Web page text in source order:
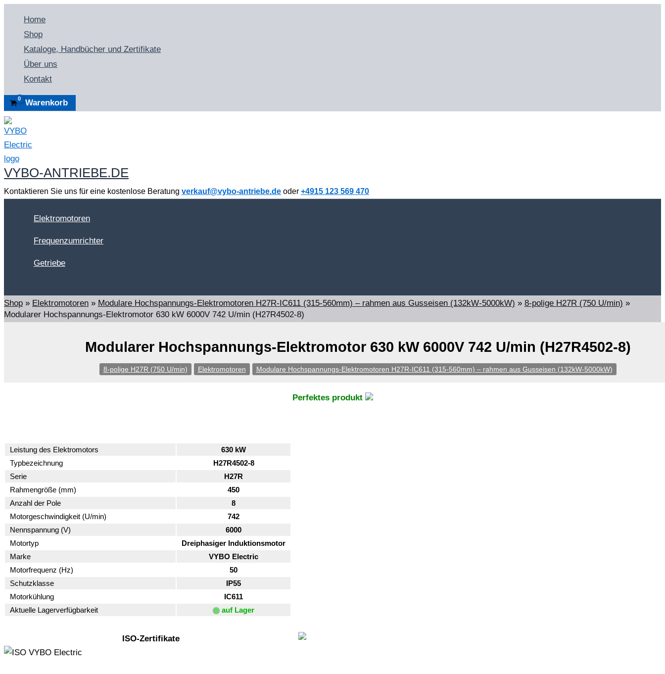
springen
Home
Shop
Kataloge, Handbücher und Zertifikate
Über uns
Kontakt
Warenkorb
VYBO-ANTRIEBE.DE
Kontaktieren Sie uns für eine kostenlose Beratung verkauf@vybo-antriebe.de oder +4915 123 569 470
Elektromotoren
Frequenzumrichter
Getriebe
Shop » Elektromotoren » Modulare Hochspannungs-Elektromotoren H27R-IC611 (315-560mm) – rahmen aus Gusseisen (132kW-5000kW) » 8-polige H27R (750 U/min) »
Modularer Hochspannungs-Elektromotor 630 kW 6000V 742 U/min (H27R4502-8)
Modularer Hochspannungs-Elektromotor 630 kW 6000V 742 U/min (H27R4502-8)
8-polige H27R (750 U/min) Elektromotoren Modulare Hochspannungs-Elektromotoren H27R-IC611 (315-560mm) – rahmen aus Gusseisen (132kW-5000kW)
Perfektes produkt
Leistung des Elektromotors
630 kW
Typbezeichnung
H27R4502-8
Serie
H27R
Rahmengröße (mm)
450
Anzahl der Pole
8
Motorgeschwindigkeit (U/min)
742
Nennspannung (V)
6000
Motortyp
Dreiphasiger Induktionsmotor
Marke
VYBO Electric
Motorfrequenz (Hz)
50
Schutzklasse
IP55
Motorkühlung
IC611
Aktuelle Lagerverfügbarkeit
auf Lager
ISO-Zertifikate